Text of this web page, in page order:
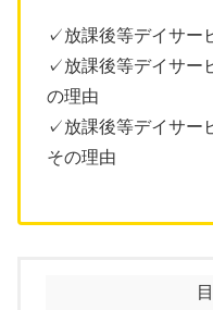
✓放課後等デイサー
✓放課後等デイサー
の理由
✓放課後等デイサー
その理由